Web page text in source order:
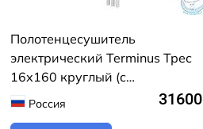
Полотенцесушитель
электрический Terminus Трес
16х160 круглый (с
возможностью скрытого
Россия 31600